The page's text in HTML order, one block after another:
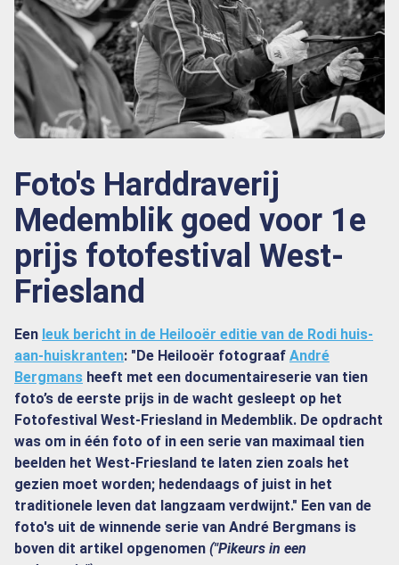
Foto's Harddraverij
Medemblik goed voor 1e
prijs fotofestival West-
Friesland
Een leuk bericht in de Heilooër editie van de Rodi huis-
aan-huiskranten: "De Heilooër fotograaf André
Bergmans heeft met een documentaireserie van tien
foto’s de eerste prijs in de wacht gesleept op het
Fotofestival West-Friesland in Medemblik. De opdracht
was om in één foto of in een serie van maximaal tien
beelden het West-Friesland te laten zien zoals het
gezien moet worden; hedendaags of juist in het
traditionele leven dat langzaam verdwijnt." Een van de
foto's uit de winnende serie van André Bergmans is
boven dit artikel opgenomen ("Pikeurs in een